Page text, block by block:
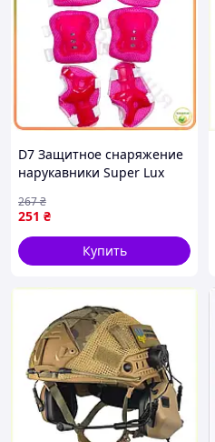
D7 Защитное снаряжение
нарукавники Super Lux
в сетке малиновые для
спорта и ак MOD58L
251 ₴
267₴
Купить